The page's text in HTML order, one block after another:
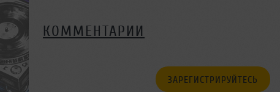
КОММЕНТАРИИ
ЗАРЕГИСТРИРУЙТЕСЬ